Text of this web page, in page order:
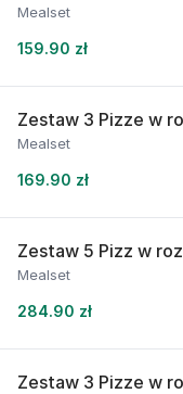
Mealset
159.90 zł
Zestaw 3 Pizze w
Mealset
169.90 zł
Zestaw 5 Pizz w
Mealset
284.90 zł
Zestaw 3 Pizze w